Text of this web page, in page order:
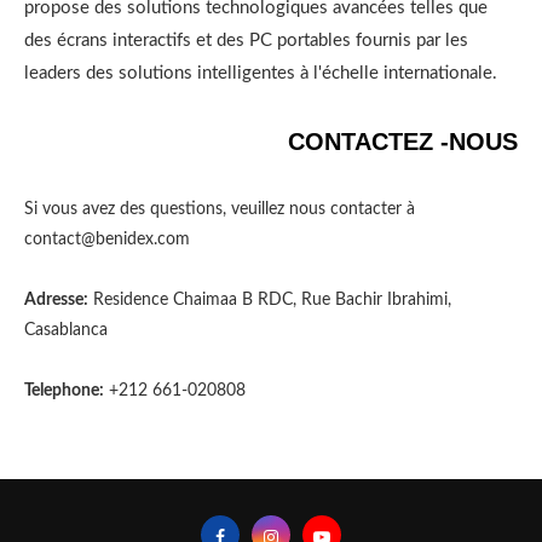
propose des solutions technologiques avancées telles que
des écrans interactifs et des PC portables fournis par les
leaders des solutions intelligentes à l'échelle internationale.
CONTACTEZ -NOUS
Si vous avez des questions, veuillez nous contacter à
contact@benidex.com
Adresse: Residence Chaimaa B RDC, Rue Bachir Ibrahimi,
Casablanca
Telephone: +212 661-020808